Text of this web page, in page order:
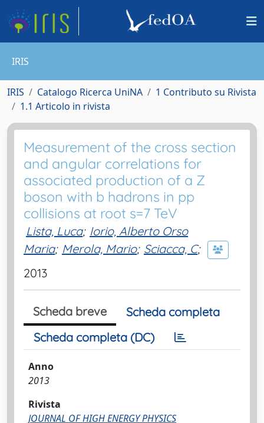
IRIS
IRIS Catalogo Ricerca UniNA
1 Contributo su Rivista
1.1 Articolo in rivista
Measurement of the cross section
and angular correlations for
associated production of a Z
boson with b hadrons in pp
collisions at root s=7 TeV
Lista, Luca; Iorio, Alberto Orso
Maria; Merola, Mario; Sciacca, C;
2013
Scheda breve
Scheda completa
Scheda completa (DC)
Anno
2013
Rivista
JOURNAL OF HIGH ENERGY PHYSICS